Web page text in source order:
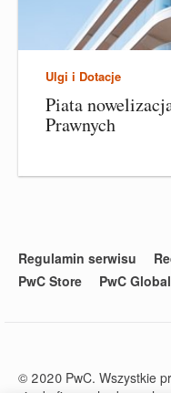
Ulgi i Dotacje
Piata
Prawnych
Regulamin serwisu
PwC Store
PwC Global
© 2020 PwC. Wszystkie